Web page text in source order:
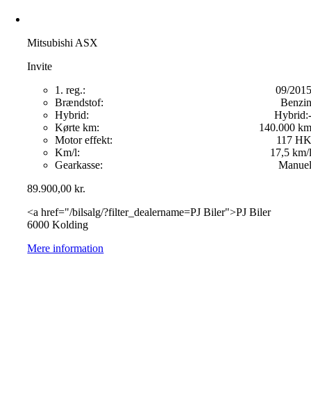
Mitsubishi ASX
Invite
1. reg.:
09/2015
Brændstof:
Benzin
Hybrid:
Hybrid:-
Kørte km:
140.000 km
Motor effekt:
117 HK
Km/l:
17,5 km/l
Gearkasse:
Manuel
89.900,00kr.
<a href="/bilsalg/?filter_dealername=PJ Biler">PJ Biler
6000 Kolding
Mere information